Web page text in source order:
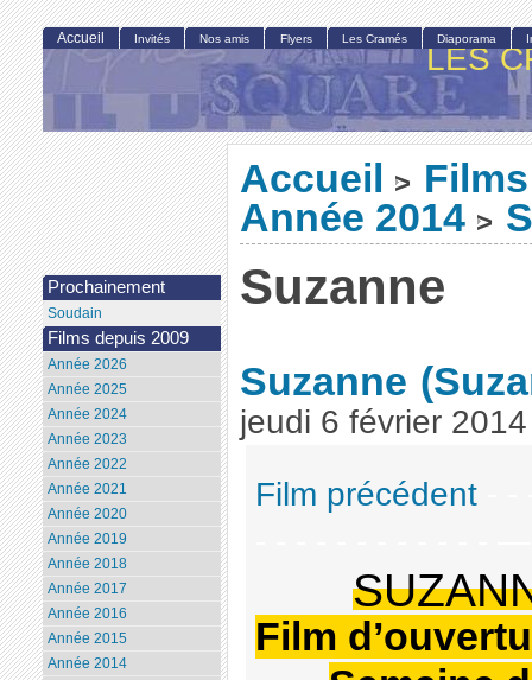
LES
Accueil >
Année 2014 >
Suzanne
Suzanne
jeudi 6 février 2014
Film précédent
Film
Accueil Invités Nos amis Flyers Les Cramés Diaporama
Prochainement
Soudain
Films depuis 2009
Année 2026
Année 2025
Année 2024
Année 2023
Année 2022
Année 2021
Année 2020
Année 2019
Année 2018
Année 2017
Année 2016
Année 2015
Année 2014